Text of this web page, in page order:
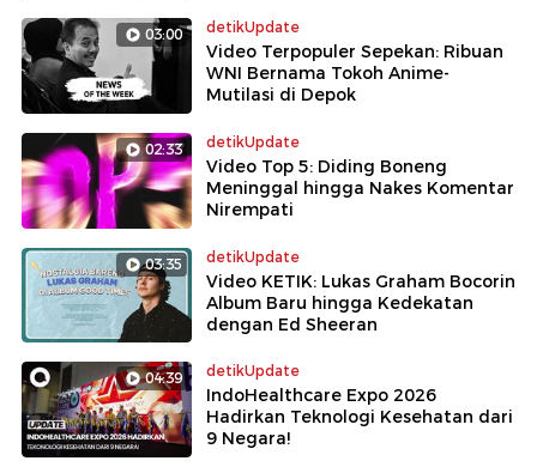
03:00 detikUpdate
Video Terpopuler Sepekan: Ribuan
WNI Bernama Tokoh Anime-
Mutilasi di Depok
02:33 detikUpdate
Video Top 5: Diding Boneng
Meninggal hingga Nakes Komentar
Nirempati
03:35 detikUpdate
Video KETIK: Lukas Graham Bocorin
Album Baru hingga Kedekatan
dengan Ed Sheeran
04:39 detikUpdate
IndoHealthcare Expo 2026
Hadirkan Teknologi Kesehatan dari
9 Negara!